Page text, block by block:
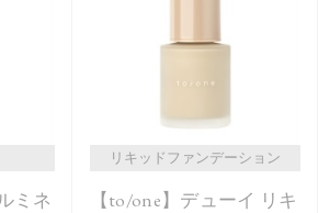
ミネ
リキッドファンデーション
【to/one】デューイ リキ